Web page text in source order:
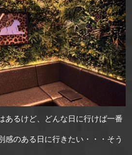
情報・よくある質問
TO JAPAN
人観光客向け
情報
あるけど、どんな日に行けば一番
感のある日に行きたい・・・そう